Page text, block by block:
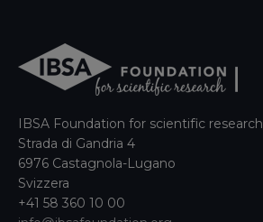
IBSA Foundation for scientific research
Strada di Gandria 4
6976 Castagnola-Lugano
Svizzera
+41 58 360 10 00